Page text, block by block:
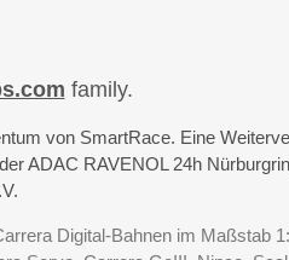
family.
von SmartRace. Eine
ADAC RAVENOL 24h
Digital-Bahnen im Maßstab